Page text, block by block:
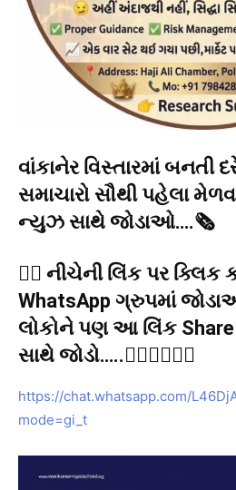
વાંકાનેર વિસ્તારમાં બનતી
સમાચારો સૌથી પહેલા
ન્યુઝ સાથે જોડાઓ….🗞️
👉🏻 નીચેની લિંક પર ક્લિક
WhatsApp ગ્રુપમાં
લોકોને પણ આ લિંક
સાથે જોડો…..👇🏻👇🏻👇🏻
https://chat.whatsapp.com/
mode=gi_t